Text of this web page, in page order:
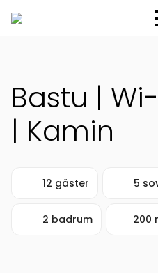
Bastu |
| Kamin
12 gäster 5
2 badrum 200